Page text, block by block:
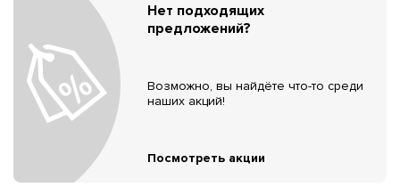
Нет подходящих
предложений?
Возможно, вы найдёте что-то среди
наших акций!
Посмотреть акции